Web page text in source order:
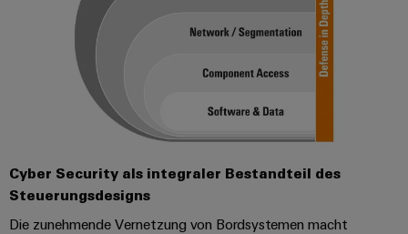
Cyber Security als integraler Bestandteil des
Steuerungsdesigns
Die zunehmende Vernetzung von Bordsystemen macht